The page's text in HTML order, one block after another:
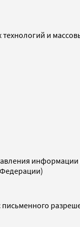
и
информации